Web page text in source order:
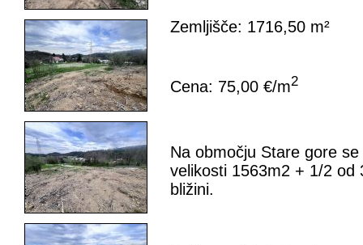
Zemljišče: 1716,50 m²
Cena: 75,00 €/m2
Na območju Stare gore
velikosti 1563m2 + 1/2
bližini.